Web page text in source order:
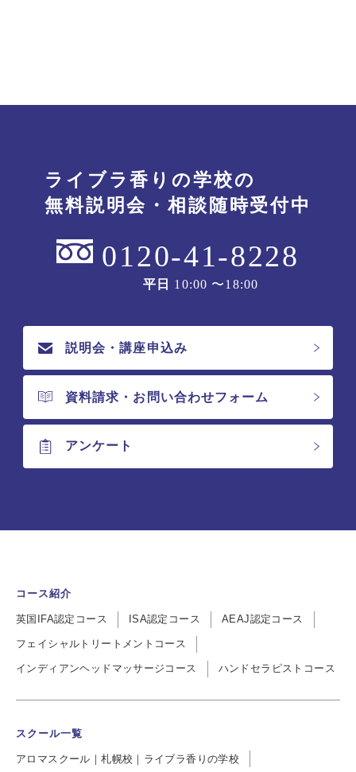
ライブラ香りの学校の
無料説明会・相談随時受付中
0120-41-8228
平日 10:00 〜18:00
説明会・講座申込み
資料請求・お問い合わせフォーム
アンケート
コース紹介
英国IFA認定コース ISA認定コース AEAJ認定コース
フェイシャルトリートメントコース
インディアンヘッドマッサージコース ハンドセラピストコース
スクール一覧
アロマスクール｜札幌校｜ライブラ香りの学校